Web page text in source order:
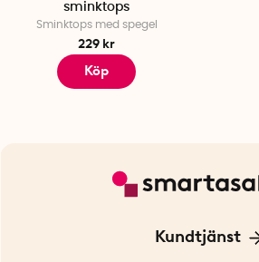
sminktops
Sminktops med spegel
229 kr
Köp
Kundtjänst